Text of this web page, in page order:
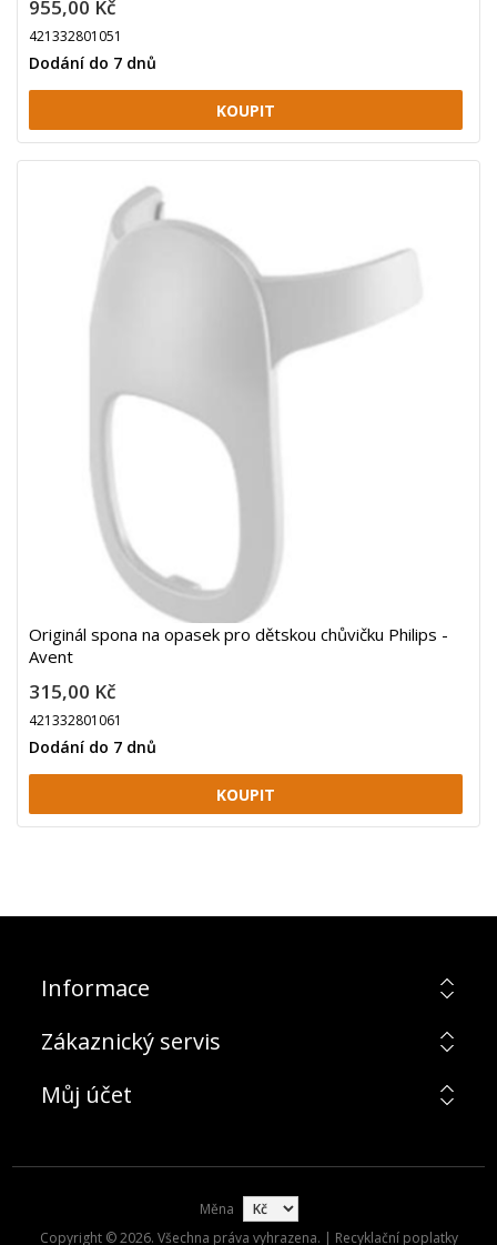
955,00 Kč
421332801051
Dodání do 7 dnů
Originál spona na opasek pro dětskou chůvičku Philips -
Avent
315,00 Kč
421332801061
Dodání do 7 dnů
Informace
Zákaznický servis
Můj účet
Měna
Copyright © 2026. Všechna práva vyhrazena. | Recyklační poplatky